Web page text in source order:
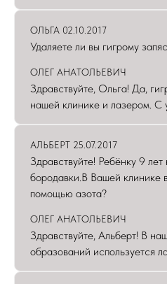
ОЛЬГА 02.10.2017
Удаляете ли вы гигрому
ОЛЕГ АНАТОЛЬЕВИЧ
Здравствуйте, Ольга! Да,
нашей клинике и лазером.
АЛЬБЕРТ 25.07.2017
Здравствуйте! Ребёнку 9
бородавки.В Вашей клинике
помощью азота?
ОЛЕГ АНАТОЛЬЕВИЧ
Здравствуйте, Альберт! В
образований используется